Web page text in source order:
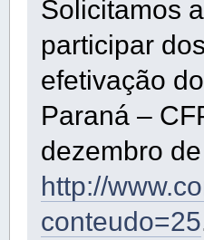
Solicitamos
participar
efetivação
Paraná –
dezembro
http://
conteudo=25